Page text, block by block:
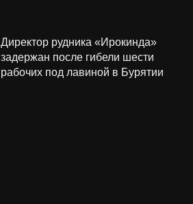
Директор рудника «Ирокинда»
задержан после гибели шести
рабочих под лавиной в Бурятии